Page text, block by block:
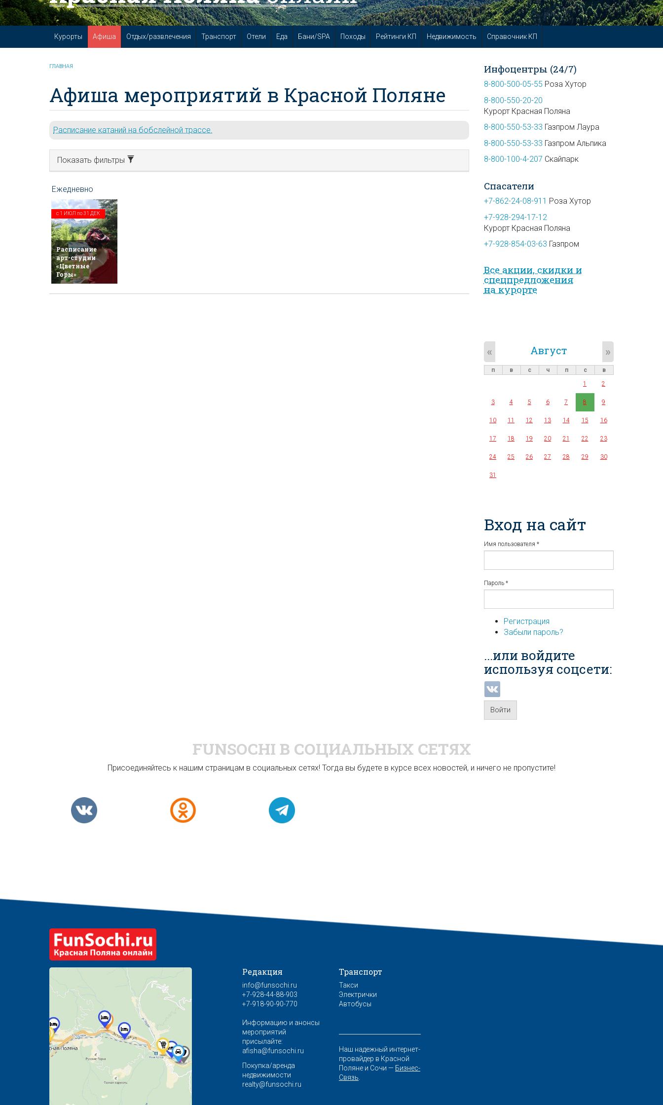
Курорты Афиша Отдых/развлечения Транспорт Отели Еда Бани/SPA Походы Рейтинги КП Недвижимость Справочник КП
ГЛАВНАЯ
Афиша мероприятий в Красной Поляне
Расписание катаний на бобслейной трассе.
Показать фильтры
с 1 ИЮЛ по31 ДЕК
Расписание
арт-студии
«Цветные
Горы»
Инфоцентры (24/7)
8-800-500-05-55 Роза Хутор
8-800-550-20-20
Курорт Красная Поляна
8-800-550-53-33 Газпром Лаура
8-800-550-53-33 Газпром Альпика
8-800-100-4-207 Скайпарк
Спасатели
+7-862-24-08-911 Роза Хутор
+7-928-294-17-12
Курорт Красная Поляна
+7-928-854-03-63 Газпром
Все акции, скидки и
спец­предложе­ния
на курорте
Август
« »
п в с ч п с
в
1
2
3 4 5 6 7 8 9
10 11 12 13 14 15 16
17 18 19 20 21 22 23
24 25 26 27 28 29 30
31
Вход на сайт
Имя пользователя *
Пароль *
Регистрация
Забыли пароль?
...или войдите
используя соцсети:
Войти
FUNSOCHI В СОЦИАЛЬНЫХ СЕТЯХ
Присоединяйтесь к нашим страницам в социальных сетях! Тогда вы будете в курсе всех новостей, и ничего не пропустите!
Редакция
info@funsochi.ru
+7-928-44-88-903
+7-918-90-90-770
Информацию и анонсы
мероприятий
присылайте:
afisha@funsochi.ru
Покупка/аренда
недвижимости
realty@funsochi.ru
Транспорт
Такси
Электрички
Автобусы
Наш надежный интернет-
провайдер в Красной
Поляне и Сочи — Бизнес-
Связь